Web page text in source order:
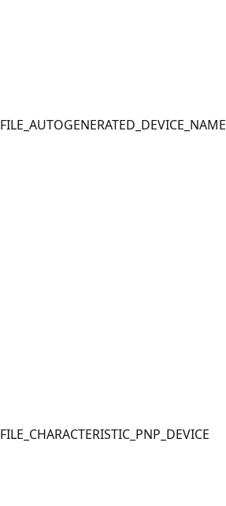
FILE_AUTOGENERATED_DEVICE_NAME
FILE_CHARACTERISTIC_PNP_DEVICE